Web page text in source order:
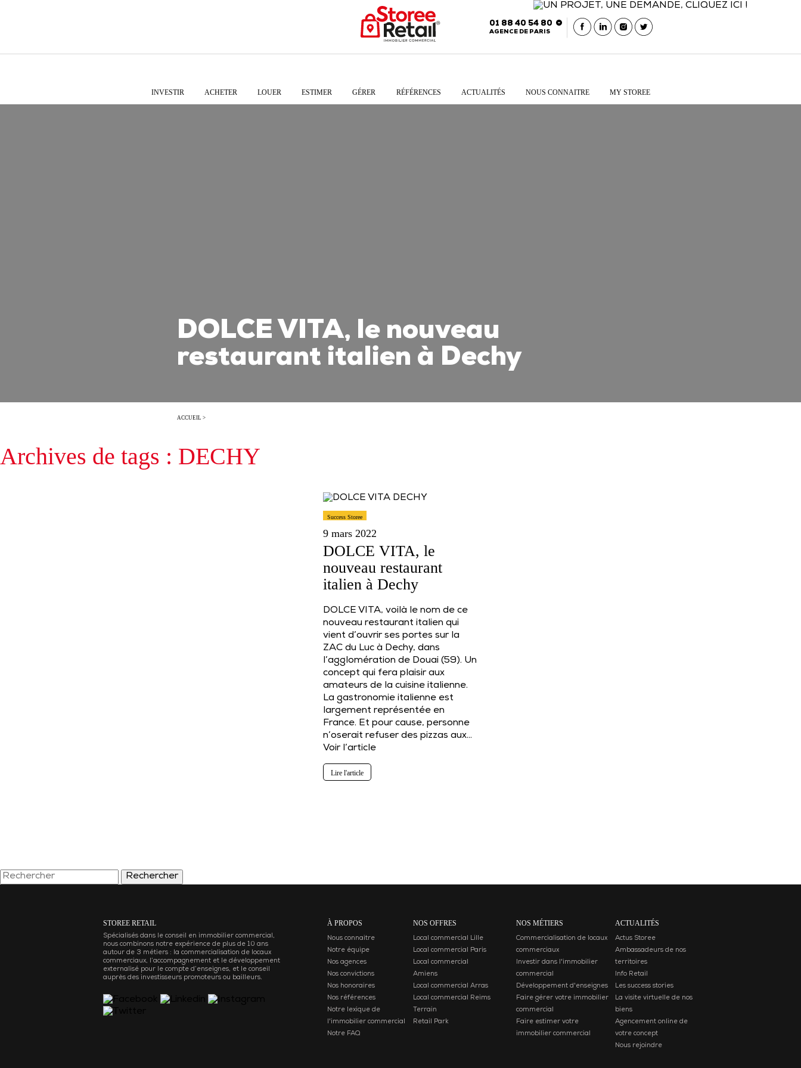
01 88 40 54 80
AGENCE DE PARIS
INVESTIR ACHETER LOUER ESTIMER GÉRER RÉFÉRENCES ACTUALITÉS NOUS CONNAITRE MY STOREE
DOLCE VITA, le nouveau
restaurant italien à Dechy
ACCUEIL >
Archives de tags : DECHY
Success Storee
9 mars 2022
DOLCE VITA, le
nouveau restaurant
italien à Dechy
DOLCE VITA, voilà le nom de ce
nouveau restaurant italien qui
vient d’ouvrir ses portes sur la
ZAC du Luc à Dechy, dans
l’agglomération de Douai (59). Un
concept qui fera plaisir aux
amateurs de la cuisine italienne.
La gastronomie italienne est
largement représentée en
France. Et pour cause, personne
n’oserait refuser des pizzas aux…
Voir l’article
Lire l'article
Rechercher
STOREE RETAIL
Spécialisés dans le conseil en immobilier commercial,
nous combinons notre expérience de plus de 10 ans
autour de 3 métiers : la commercialisation de locaux
commerciaux, l’accompagnement et le développement
externalisé pour le compte d’enseignes, et le conseil
auprès des investisseurs promoteurs ou bailleurs.
À PROPOS
Nous connaitre
Notre équipe
Nos agences
Nos convictions
Nos honoraires
Nos références
Notre lexique de
l'immobilier commercial
Notre FAQ
NOS OFFRES
Local commercial Lille
Local commercial Paris
Local commercial
Amiens
Local commercial Arras
Local commercial Reims
Terrain
Retail Park
NOS MÉTIERS
Commercialisation de locaux
commerciaux
Investir dans l'immobilier
commercial
Développement d'enseignes
Faire gérer votre immobilier
commercial
Faire estimer votre
immobilier commercial
ACTUALITÉS
Actus Storee
Ambassadeurs de nos
territoires
Info Retail
Les success stories
La visite virtuelle de nos
biens
Agencement online de
votre concept
Nous rejoindre